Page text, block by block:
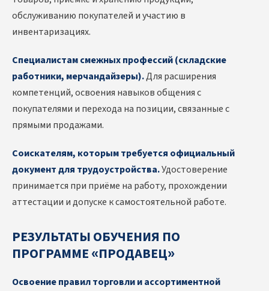
обслуживанию покупателей и участию в
инвентаризациях.
Специалистам смежных профессий (складские
работники, мерчандайзеры).Для расширения
компетенций, освоения навыков общения с
покупателями и перехода на позиции, связанные с
прямыми продажами.
Соискателям, которым требуется официальный
документ для трудоустройства.Удостоверение
принимается при приёме на работу, прохождении
аттестации и допуске к самостоятельной работе.
РЕЗУЛЬТАТЫ ОБУЧЕНИЯ ПО
ПРОГРАММЕ «ПРОДАВЕЦ»
Освоение правил торговли и ассортиментной